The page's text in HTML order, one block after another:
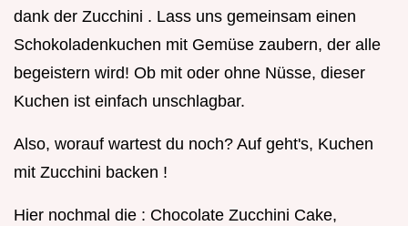
dank der Zucchini . Lass uns gemeinsam einen
Schokoladenkuchen mit Gemüse zaubern, der alle
begeistern wird! Ob mit oder ohne Nüsse, dieser
Kuchen ist einfach unschlagbar.
Also, worauf wartest du noch? Auf geht's, Kuchen
mit Zucchini backen !
Hier nochmal die : Chocolate Zucchini Cake,